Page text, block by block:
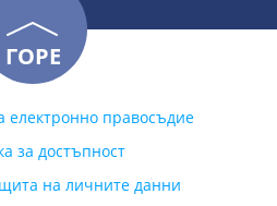
ГОРЕ
електронно правосъдие
за достъпност
на личните данни